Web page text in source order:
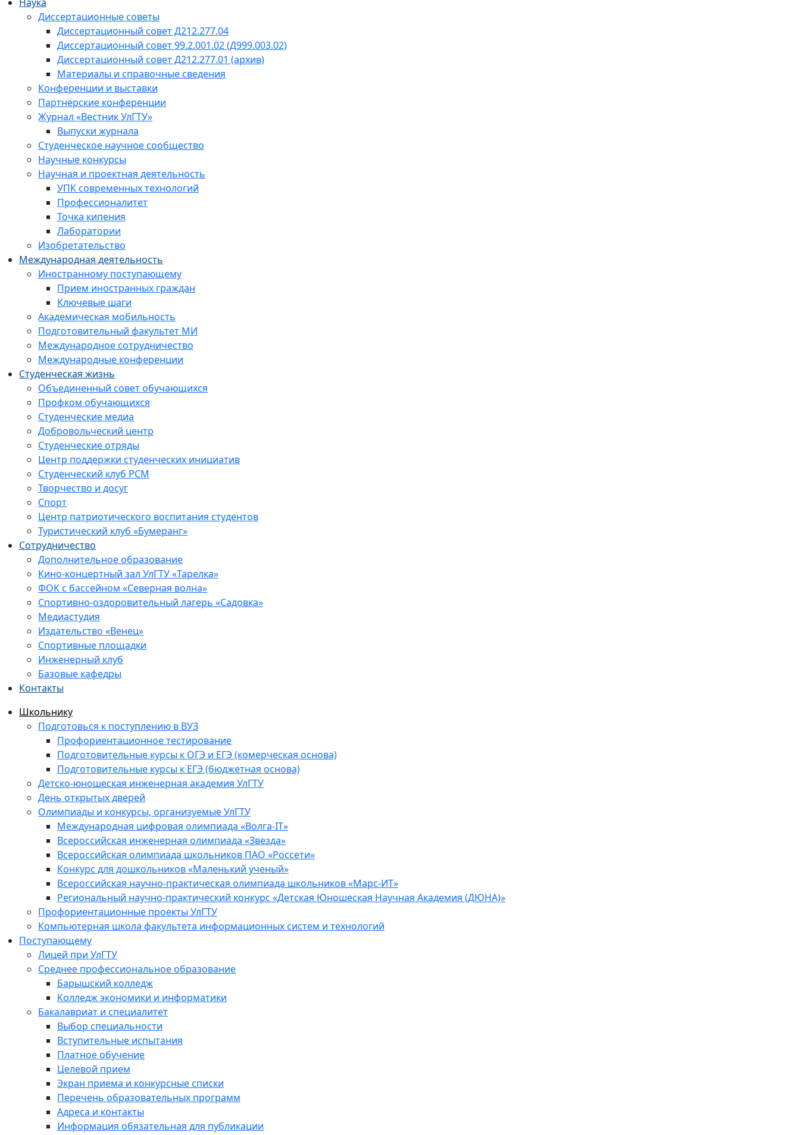
Диссертационные советы
Диссертационный совет Д212.277.04
Диссертационный совет 99.2.001.02 (Д999.003.02)
Диссертационный совет Д212.277.01 (архив)
Материалы и справочные сведения
Конференции и выставки
Партнёрские конференции
Журнал «Вестник УлГТУ»
Выпуски журнала
Студенческое научное сообщество
Научные конкурсы
Научная и проектная деятельность
УПК современных технологий
Профессионалитет
Точка кипения
Лаборатории
Изобретательство
Международная деятельность
Иностранному поступающему
Прием иностранных граждан
Ключевые шаги
Академическая мобильность
Подготовительный факультет МИ
Международное сотрудничество
Международные конференции
Студенческая жизнь
Объединенный совет обучающихся
Профком обучающихся
Студенческие медиа
Добровольческий центр
Студенческие отряды
Центр поддержки студенческих инициатив
Студенческий клуб РСМ
Творчество и досуг
Спорт
Центр патриотического воспитания студентов
Туристический клуб «Бумеранг»
Сотрудничество
Дополнительное образование
Кино-концертный зал УлГТУ «Тарелка»
ФОК с бассейном «Северная волна»
Спортивно-оздоровительный лагерь «Садовка»
Медиастудия
Издательство «Венец»
Спортивные площадки
Инженерный клуб
Базовые кафедры
Контакты
Школьнику
Подготовься к поступлению в ВУЗ
Профориентационное тестирование
Подготовительные курсы к ОГЭ и ЕГЭ (комерческая основа)
Подготовительные курсы к ЕГЭ (бюджетная основа)
Детско-юношеская инженерная академия УлГТУ
День открытых дверей
Олимпиады и конкурсы, организуемые УлГТУ
Международная цифровая олимпиада «Волга-IT»
Всероссийская инженерная олимпиада «Звезда»
Всероссийская олимпиада школьников ПАО «Россети»
Конкурс для дошкольников «Маленький ученый»
Всероссийская научно-практическая олимпиада школьников «Марс-ИТ»
Региональный научно-практический конкурс «Детская Юношеская Научная Академия (ДЮНА)»
Профориентационные проекты УлГТУ
Компьютерная школа факультета информационных систем и технологий
Поступающему
Лицей при УлГТУ
Среднее профессиональное образование
Барышский колледж
Колледж экономики и информатики
Бакалавриат и специалитет
Выбор специальности
Вступительные испытания
Платное обучение
Целевой прием
Экран приема и конкурсные списки
Перечень образовательных программ
Адреса и контакты
Информация обязательная для публикации